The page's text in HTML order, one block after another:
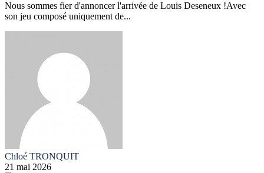
Nous sommes fier d'annoncer l'arrivée de Louis Deseneux !Avec
son jeu composé uniquement de...
Chloé TRONQUIT
21 mai 2026